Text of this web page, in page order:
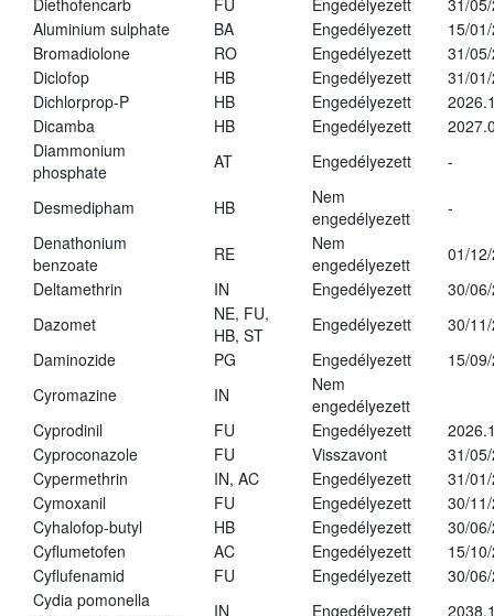
Diethofencarb
FU Engedélyezett
31/
Aluminium sulphate
BA Engedélyezett
15/
Bromadiolone
RO Engedélyezett
31/
Diclofop
HB Engedélyezett
31/
Dichlorprop-P
HB Engedélyezett
Dicamba
HB Engedélyezett
Diammonium
phosphate
AT Engedélyezett -
Desmedipham HB
Nem
engedélyezett
-
Denathonium
benzoate
RE
Nem
engedélyezett
01/
Deltamethrin
IN Engedélyezett
30/
Dazomet
NE, FU,
HB, ST
Engedélyezett
30/
Daminozide
PG Engedélyezett
15/
Cyromazine
IN
Nem
engedélyezett
Cyprodinil
FU Engedélyezett
Cyproconazole
FU Visszavont
31/
Cypermethrin
IN, AC Engedélyezett
31/
Cymoxanil
FU Engedélyezett
30/
Cyhalofop-butyl
HB Engedélyezett
30/
Cyflumetofen
AC Engedélyezett
15/
Cyflufenamid
FU Engedélyezett
30/
Cydia pomonella
IN Engedélyezett